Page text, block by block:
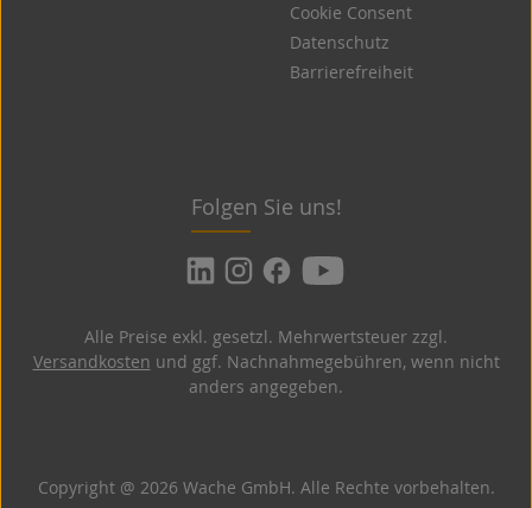
Cookie Consent
Datenschutz
Barrierefreiheit
Folgen Sie uns!
Copyright @ 2026 Wache GmbH. Alle Rechte vorbehalten.
Alle Preise exkl. gesetzl. Mehrwertsteuer zzgl.
Versandkosten und ggf. Nachnahmegebühren, wenn nicht
anders angegeben.